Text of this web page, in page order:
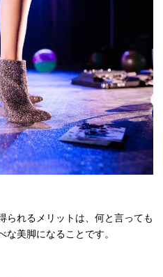
られるメリットは、何と言っても
美脚になることです。